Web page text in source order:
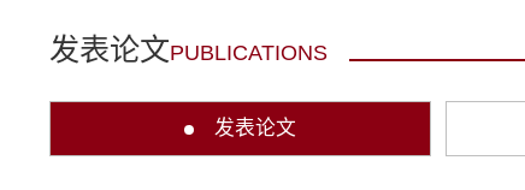
发表论文PUBLICATIONS
发表论文